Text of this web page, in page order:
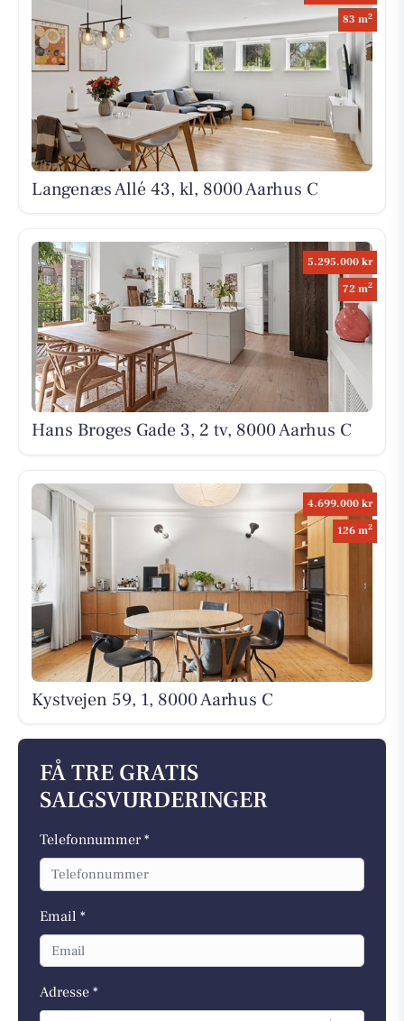
83 m2
Langenæs Allé 43, kl, 8000 Aarhus C
5.295.000 kr
72 m2
Hans Broges Gade 3, 2 tv, 8000 Aarhus C
4.699.000 kr
126 m2
Kystvejen 59, 1, 8000 Aarhus C
FÅ TRE GRATIS
SALGSVURDERINGER
Telefonnummer *
Email *
Adresse *